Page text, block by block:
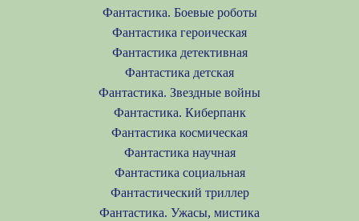
Фантастика. Боевые роботы
Фантастика героическая
Фантастика детективная
Фантастика детская
Фантастика. Звездные войны
Фантастика. Киберпанк
Фантастика космическая
Фантастика научная
Фантастика социальная
Фантастический триллер
Фантастика. Ужасы, мистика